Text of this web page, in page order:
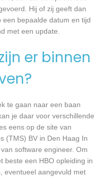
Hij of zij geeft dan
bepaalde datum en tijd
met een update.
er binnen
te gaan naar een baan
je daar voor verschillende
eens op de site van
(TMS) BV in Den Haag In
software engineer. Om
beste een HBO opleiding in
eventueel aangevuld met